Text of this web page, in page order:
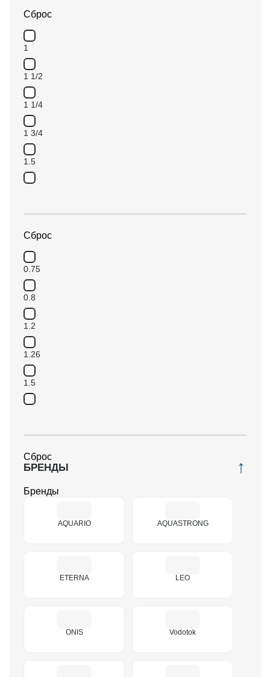
Сброс
1
1 1/2
1 1/4
1 3/4
1.5
2.5
3
3/4
Сброс
0.75
0.8
1.2
1.26
1.5
12
16
Сброс
БРЕНДЫ
Бренды
AQUARIO AQUASTRONG
ETERNA LEO
ONIS Vodotok